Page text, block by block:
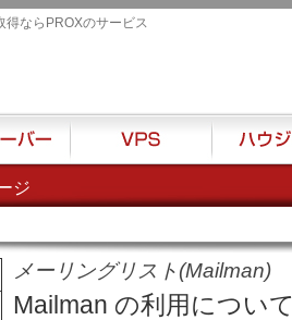
ジ
得ならPROXのサービス
メーリングリスト(Mailman)
Mailman の利用について
VPS ハウジング